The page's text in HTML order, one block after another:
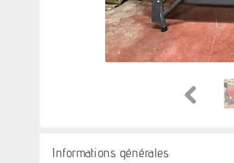
Informations générales